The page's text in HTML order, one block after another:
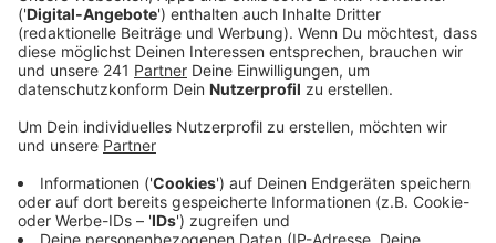
Veröffentlicht:Freitag, 29.11.2024 09:47
Anzeige
Wer sich statt auf Weihnachten lieber schon mal auf
Karneval vorbereiten möchte, hat morgen die Chance,
die Kölner Band Miljö zu erleben. Die geben ein